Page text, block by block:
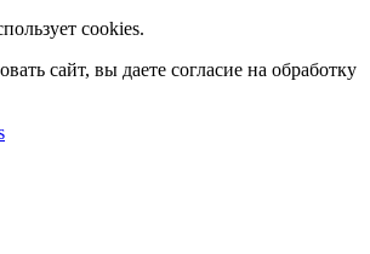
cookies.
сайт, вы даете согласие на обработку